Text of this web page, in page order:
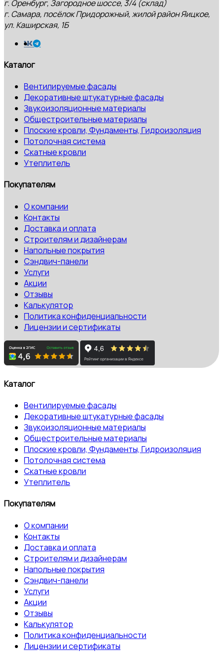
г. Оренбург, Загородное шоссе, 3/4 (склад)
г. Самара, посёлок Придорожный, жилой район Яицкое,
ул. Каширская, 1Б
Каталог
Вентилируемые фасады
Декоративные штукатурные фасады
Звукоизоляционные материалы
Общестроительные материалы
Плоские кровли, Фундаменты, Гидроизоляция
Потолочная система
Скатные кровли
Утеплитель
Покупателям
О компании
Контакты
Доставка и оплата
Строителям и дизайнерам
Напольные покрытия
Сэндвич-панели
Услуги
Акции
Отзывы
Калькулятор
Политика конфиденциальности
Лицензии и сертификаты
Каталог
Вентилируемые фасады
Декоративные штукатурные фасады
Звукоизоляционные материалы
Общестроительные материалы
Плоские кровли, Фундаменты, Гидроизоляция
Потолочная система
Скатные кровли
Утеплитель
Покупателям
О компании
Контакты
Доставка и оплата
Строителям и дизайнерам
Напольные покрытия
Сэндвич-панели
Услуги
Акции
Отзывы
Калькулятор
Политика конфиденциальности
Лицензии и сертификаты